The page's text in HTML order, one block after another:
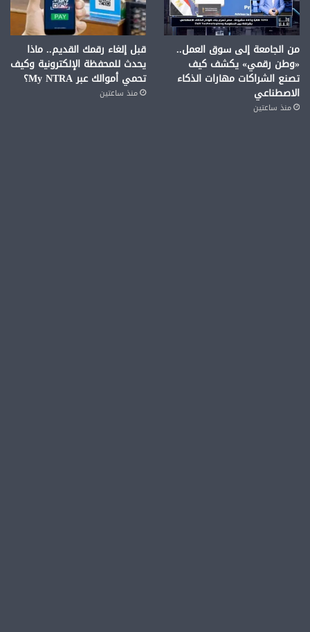
من الجامعة إلى سوق العمل..
«وطن رقمي» يكشف كيف
تصنع الشراكات مهارات الذكاء
الاصطناعي
منذ ساعتين
قبل إلغاء رقمك القديم.. ماذا
يحدث للمحفظة الإلكترونية وكيف
تحمي أموالك عبر My NTRA؟
منذ ساعتين